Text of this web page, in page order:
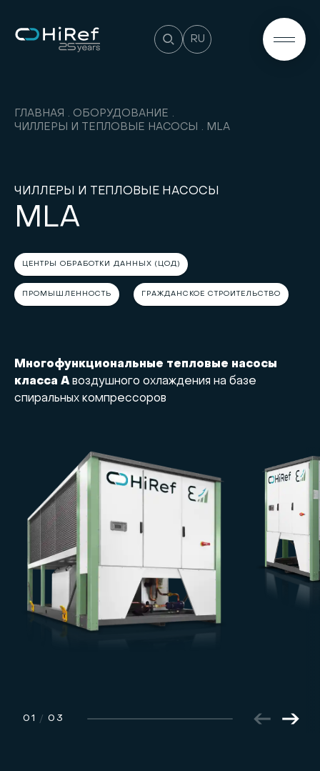
RU
ГЛАВНАЯ
ОБОРУДОВАНИЕ
ЧИЛЛЕРЫ И ТЕПЛОВЫЕ НАСОСЫ
MLA
ЧИЛЛЕРЫ И ТЕПЛОВЫЕ НАСОСЫ
MLA
ЦЕНТРЫ ОБРАБОТКИ ДАННЫХ (ЦОД)
ПРОМЫШЛЕННОСТЬ ГРАЖДАНСКОЕ СТРОИТЕЛЬСТВО
Многофункциональные тепловые насосы
класса Авоздушного охлаждения на базе
спиральных компрессоров
01 / 03